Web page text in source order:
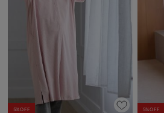
5%OFF 5%OFF